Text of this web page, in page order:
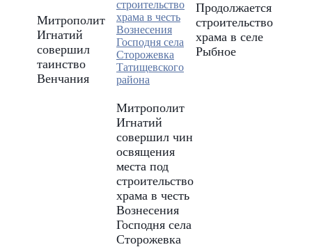
Митрополит
Игнатий
совершил
таинство
Венчания
Митрополит
Игнатий
совершил чин
освящения
места под
строительство
храма в честь
Вознесения
Господня села
Сторожевка
Продолжается
строительство
храма в селе
Рыбное